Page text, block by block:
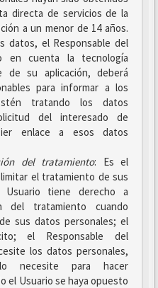
directa de servicios de la
a un menor de 14 años.
datos, el Responsable del
en cuenta la tecnología
su aplicación, deberá
para informar a los
tratando los datos
del interesado de
enlace a esos datos
del tratamiento: Es el
el tratamiento de sus
Usuario tiene derecho a
del tratamiento cuando
sus datos personales; el
el Responsable del
los datos personales,
necesite para hacer
el Usuario se haya opuesto